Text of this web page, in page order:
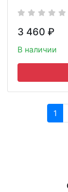
3 460 ₽
В наличии
1